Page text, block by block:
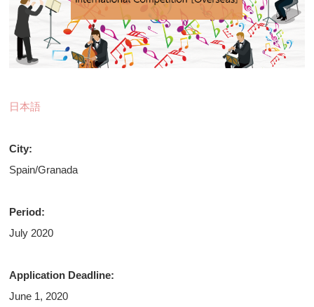
日本語
City:
Spain/Granada
Period:
July 2020
Application Deadline:
June 1, 2020